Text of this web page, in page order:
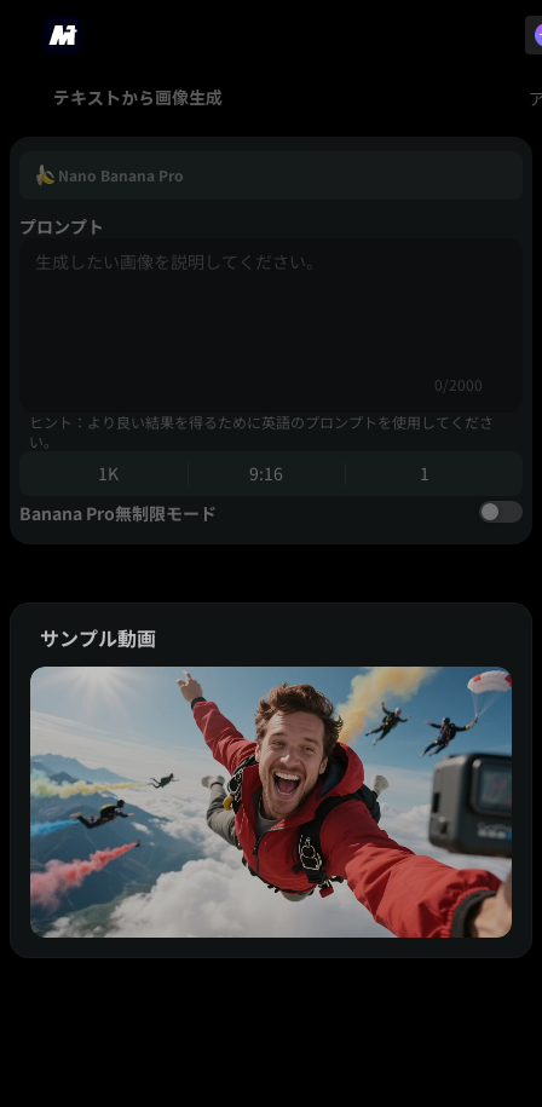
テキストから画像生成
Nano Banana Pro
プロンプト
0/2000
ヒント：より良い結果を得るために英語のプロンプトを使用してくださ
い。
1K 9:16
1
Banana Pro無制限モード
サンプル動画